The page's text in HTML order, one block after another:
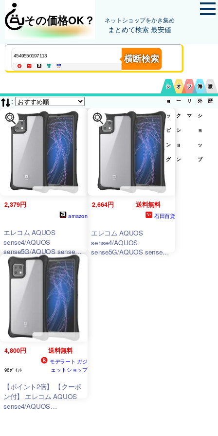
その価格OK？ ネットショップをかき集め
まとめて検索 最安値
横断検索
シ
ョ
ッ
ピ
ン
グ
オ
ー
ク
シ
ョ
ン
フ
リ
マ
海
外
シ
ョ
ッ
プ
履
歴
:
2,379円
amazon
エレコム AQUOS
sense4/AQUOS
sense5G/AQUOS sense4
lite/AQUOS sense4 basic
ケース ハイブリッド Finch
クリアブラック PM-
S205HVHH2CRB
2,664円 送料無料
石田百貨
エレコム AQUOS
sense4/AQUOS
sense5G/AQUOS sense4
4,800円 送料無料
96ﾎﾟｲﾝﾄ
モデラート ガジ
ェットショップ
【ポイント2倍】 【クーポ
ン付】 エレコム AQUOS
sense4/AQUOS